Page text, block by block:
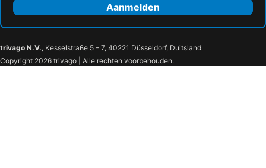
Aanmelden
trivago N.V., Kesselstraße 5 – 7, 40221 Düsseldorf, Duitsland
Copyright 2026 trivago | Alle rechten voorbehouden.